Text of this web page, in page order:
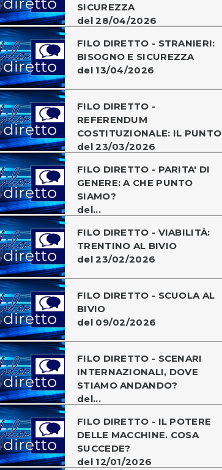
SICUREZZA
del 28/04/2026
FILO DIRETTO - STRANIERI:
BISOGNO E SICUREZZA
del 13/04/2026
FILO DIRETTO -
REFERENDUM
COSTITUZIONALE: IL PUNTO
del 23/03/2026
FILO DIRETTO - PARITA' DI
GENERE: A CHE PUNTO
SIAMO?
del...
FILO DIRETTO - VIABILITÀ:
TRENTINO AL BIVIO
del 23/02/2026
FILO DIRETTO - SCUOLA AL
BIVIO
del 09/02/2026
FILO DIRETTO - SCENARI
INTERNAZIONALI, DOVE
STIAMO ANDANDO?
del...
FILO DIRETTO - IL POTERE
DELLE MACCHINE. COSA
SUCCEDE?
del 12/01/2026